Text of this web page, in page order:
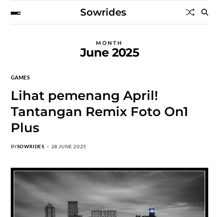
Sowrides
MONTH
June 2025
GAMES
Lihat pemenang April!
Tantangan Remix Foto On1
Plus
BYSOWRIDES 28 JUNE 2025